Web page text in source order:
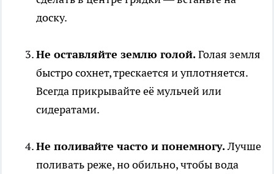
доску.
Не оставляйте землю голой.Голая земля
быстро сохнет, трескается и уплотняется.
Всегда прикрывайте её мульчей или
сидератами.
Не поливайте часто и понемногу.Лучше
поливать реже, но обильно, чтобы вода